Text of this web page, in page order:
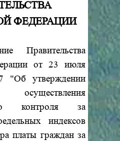
ФЕДЕРАЦИИ
Правительства
от 23 июля
утверждении
контроля за
индексов
платы граждан за